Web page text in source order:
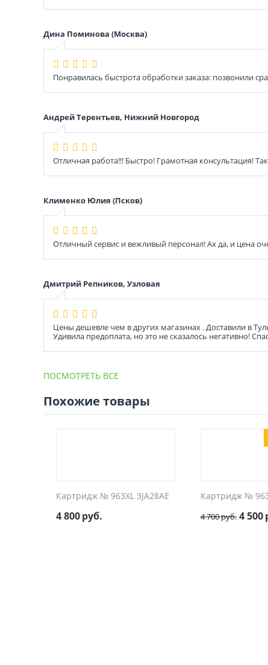
Дина Поминова (Москва)
Понравилась быстрота обработки заказа: позвонили
Андрей Терентьев, Нижний Новгород
Отличная работа!!! Быстро! Грамотная консультация!
Клименко Юлия (Псков)
Отличный сервис и вежливый персонал! Ах да, и цена
Дмитрий Репников, Узловая
Цены дешевле чем в других магазинах . Доставили в
Удивила предоплата, но это не сказалось негативно!
ПОСМОТРЕТЬ ВСЕ
Похожие товары
Картридж № 963XL 3JA28AE
4 800руб.
Картридж №
4 700руб. 4 500